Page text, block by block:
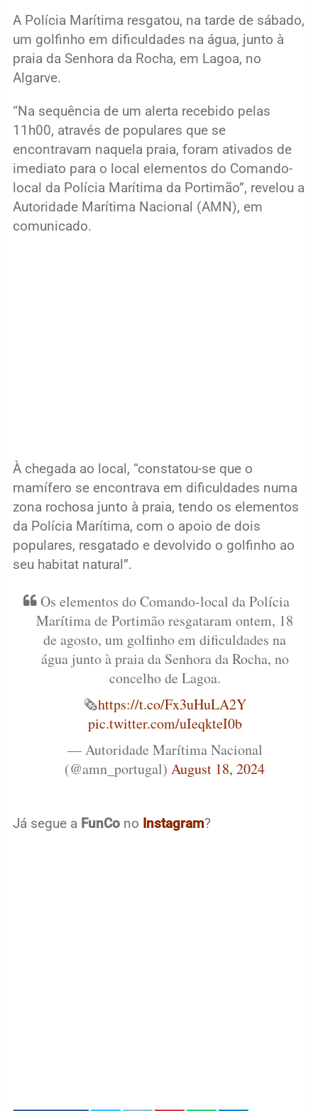
A Polícia Marítima resgatou, na tarde de sábado,
um golfinho em dificuldades na água, junto à
praia da Senhora da Rocha, em Lagoa, no
Algarve.
“Na sequência de um alerta recebido pelas
11h00, através de populares que se
encontravam naquela praia, foram ativados de
imediato para o local elementos do Comando-
local da Polícia Marítima da Portimão”, revelou a
Autoridade Marítima Nacional (AMN), em
comunicado.
À chegada ao local, “constatou-se que o
mamífero se encontrava em dificuldades numa
zona rochosa junto à praia, tendo os elementos
da Polícia Marítima, com o apoio de dois
populares, resgatado e devolvido o golfinho ao
seu habitat natural”.
Os elementos do Comando-local da Polícia
Marítima de Portimão resgataram ontem, 18
de agosto, um golfinho em dificuldades na
água junto à praia da Senhora da Rocha, no
concelho de Lagoa.
🗞️https://t.co/Fx3uHuLA2Y
pic.twitter.com/uIeqkteI0b
— Autoridade Marítima Nacional
(@amn_portugal)August 18, 2024
Já segue a FunCono Instagram?